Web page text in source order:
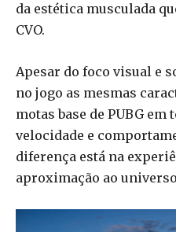
da estética musculada
CVO.
Apesar do foco visual e
no jogo as mesmas
motas base de PUBG
velocidade e
diferença está na
aproximação ao